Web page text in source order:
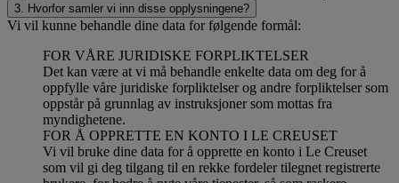
3. Hvorfor samler vi inn disse opplysningene?
Vi vil kunne behandle dine data for følgende formål:
FOR VÅRE JURIDISKE FORPLIKTELSER
Det kan være at vi må behandle enkelte data om deg for å
oppfylle våre juridiske forpliktelser og andre forpliktelser som
oppstår på grunnlag av instruksjoner som mottas fra
myndighetene.
FOR Å OPPRETTE EN KONTO I LE CREUSET
Vi vil bruke dine data for å opprette en konto i Le Creuset
som vil gi deg tilgang til en rekke fordeler tilegnet registrerte